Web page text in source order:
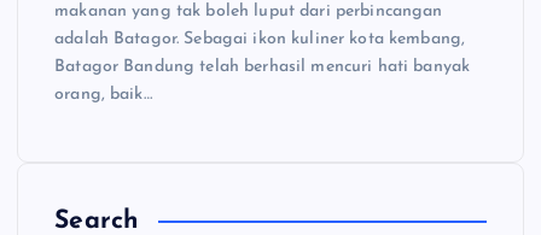
makanan yang tak boleh luput dari perbincangan
adalah Batagor. Sebagai ikon kuliner kota kembang,
Batagor Bandung telah berhasil mencuri hati banyak
orang, baik…
Search